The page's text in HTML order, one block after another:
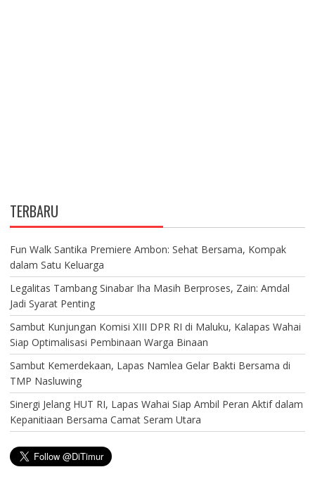
TERBARU
Fun Walk Santika Premiere Ambon: Sehat Bersama, Kompak
dalam Satu Keluarga
Legalitas Tambang Sinabar Iha Masih Berproses, Zain: Amdal
Jadi Syarat Penting
Sambut Kunjungan Komisi XIII DPR RI di Maluku, Kalapas Wahai
Siap Optimalisasi Pembinaan Warga Binaan
Sambut Kemerdekaan, Lapas Namlea Gelar Bakti Bersama di
TMP Nasluwing
Sinergi Jelang HUT RI, Lapas Wahai Siap Ambil Peran Aktif dalam
Kepanitiaan Bersama Camat Seram Utara